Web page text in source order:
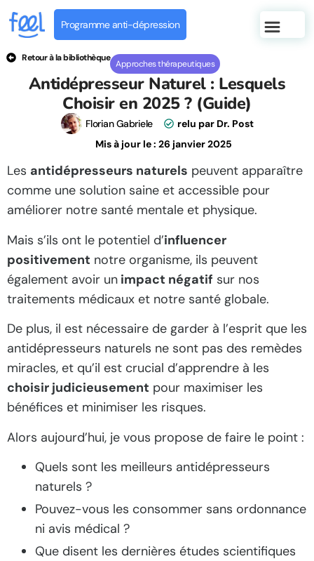
Programme anti-dépression
Retour à la bibliothèque
Approches thérapeutiques
Antidépresseur Naturel : Lesquels
Choisir en 2025 ? (Guide)
Florian Gabriele
relu par Dr. Post
Mis à jour le : 26 janvier 2025
Les antidépresseurs naturels peuvent apparaître
comme une solution saine et accessible pour
améliorer notre santé mentale et physique.
Mais s’ils ont le potentiel d’influencer
positivement notre organisme, ils peuvent
également avoir un impact négatif sur nos
traitements médicaux et notre santé globale.
De plus, il est nécessaire de garder à l’esprit que les
antidépresseurs naturels ne sont pas des remèdes
miracles, et qu’il est crucial d’apprendre à les
choisir judicieusement pour maximiser les
bénéfices et minimiser les risques.
Alors aujourd’hui, je vous propose de faire le point :
Quels sont les meilleurs antidépresseurs
naturels ?
Pouvez-vous les consommer sans ordonnance
ni avis médical ?
Que disent les dernières études scientifiques